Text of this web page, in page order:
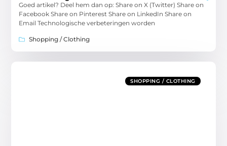
Goed artikel? Deel hem dan op: Share on X (Twitter) Share on
Facebook Share on Pinterest Share on LinkedIn Share on
Email Technologische verbeteringen worden
Shopping / Clothing
SHOPPING / CLOTHING